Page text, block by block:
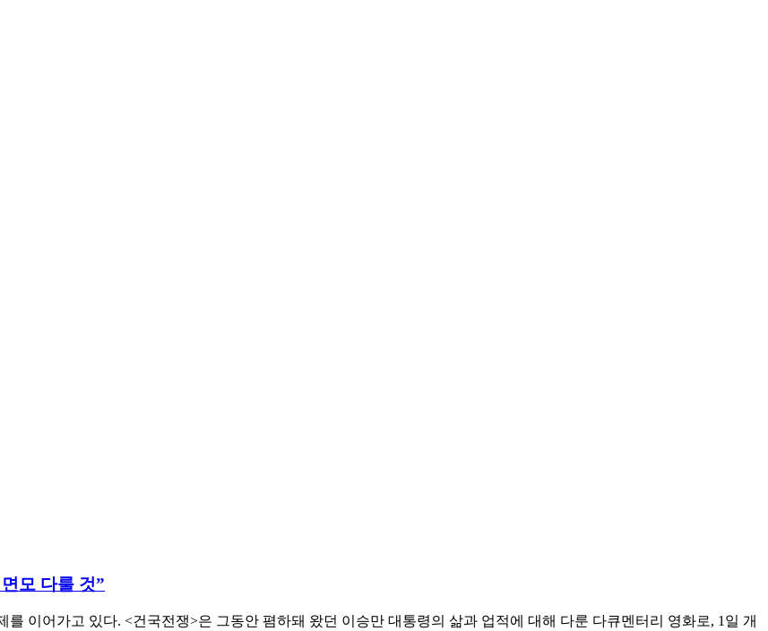
모 다룰 것”
이어가고 있다. <건국전쟁>은 그동안 폄하돼 왔던 이승만 대통령의 삶과 업적에 대해 다룬 다큐멘터리 영화로, 1일 개